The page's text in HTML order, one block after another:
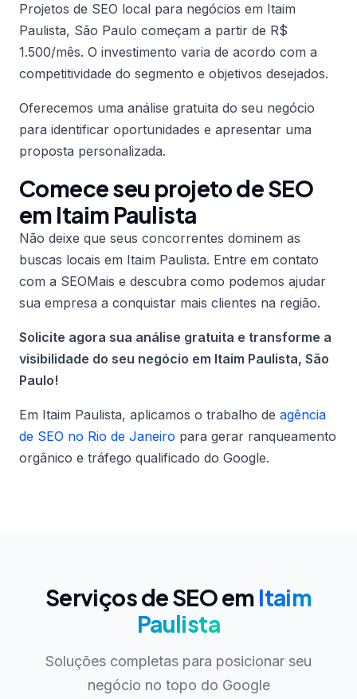
Projetos de SEO local para negócios em Itaim
Paulista, São Paulo começam a partir de R$
1.500/mês. O investimento varia de acordo com a
competitividade do segmento e objetivos desejados.
Oferecemos uma análise gratuita do seu negócio
para identificar oportunidades e apresentar uma
proposta personalizada.
Comece seu projeto de SEO
em Itaim Paulista
Não deixe que seus concorrentes dominem as
buscas locais em Itaim Paulista. Entre em contato
com a SEOMais e descubra como podemos ajudar
sua empresa a conquistar mais clientes na região.
Solicite agora sua análise gratuita e transforme a
visibilidade do seu negócio em Itaim Paulista, São
Paulo!
Em Itaim Paulista, aplicamos o trabalho de agência
de SEO no Rio de Janeiro para gerar ranqueamento
orgânico e tráfego qualificado do Google.
Serviços de SEO em Itaim
Paulista
Soluções completas para posicionar seu
negócio no topo do Google